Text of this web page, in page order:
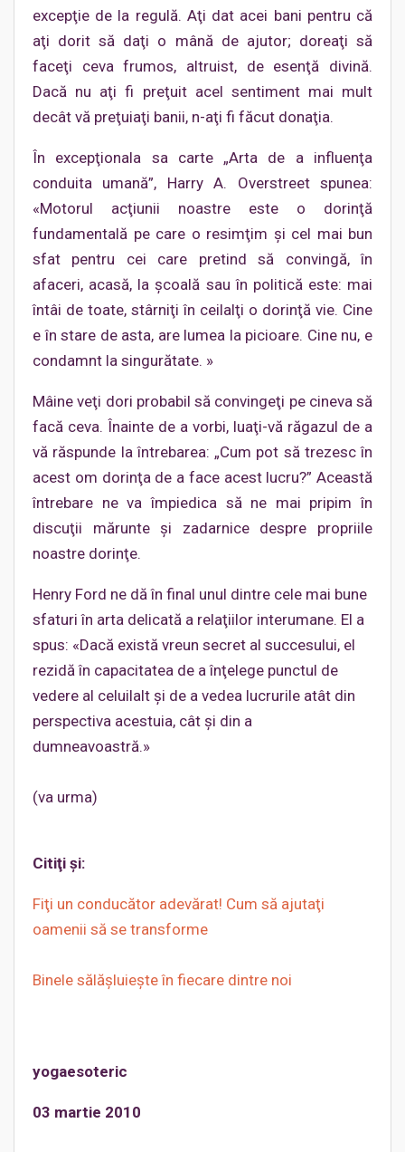
excepţie de la regulă. Aţi dat acei bani pentru că
aţi dorit să daţi o mână de ajutor; doreaţi să
faceţi ceva frumos, altruist, de esenţă divină.
Dacă nu aţi fi preţuit acel sentiment mai mult
decât vă preţuiaţi banii, n-aţi fi făcut donaţia.
În excepţionala sa carte „Arta de a influenţa
conduita umană”, Harry A. Overstreet spunea:
«Motorul acţiunii noastre este o dorinţă
fundamentală pe care o resimţim şi cel mai bun
sfat pentru cei care pretind să convingă, în
afaceri, acasă, la şcoală sau în politică este: mai
întâi de toate, stârniţi în ceilalţi o dorinţă vie. Cine
e în stare de asta, are lumea la picioare. Cine nu, e
condamnt la singurătate. »
Mâine veţi dori probabil să convingeţi pe cineva să
facă ceva. Înainte de a vorbi, luaţi-vă răgazul de a
vă răspunde la întrebarea: „Cum pot să trezesc în
acest om dorinţa de a face acest lucru?” Această
întrebare ne va împiedica să ne mai pripim în
discuţii mărunte şi zadarnice despre propriile
noastre dorinţe.
Henry Ford ne dă în final unul dintre cele mai bune
sfaturi în arta delicată a relaţiilor interumane. El a
spus: «Dacă există vreun secret al succesului, el
rezidă în capacitatea de a înţelege punctul de
vedere al celuilalt şi de a vedea lucrurile atât din
perspectiva acestuia, cât şi din a
dumneavoastră.»
(va urma)
Citiţi şi:
Fiţi un conducător adevărat! Cum să ajutaţi
oamenii să se transforme
Binele sălăşluieşte în fiecare dintre noi
yogaesoteric
03 martie 2010